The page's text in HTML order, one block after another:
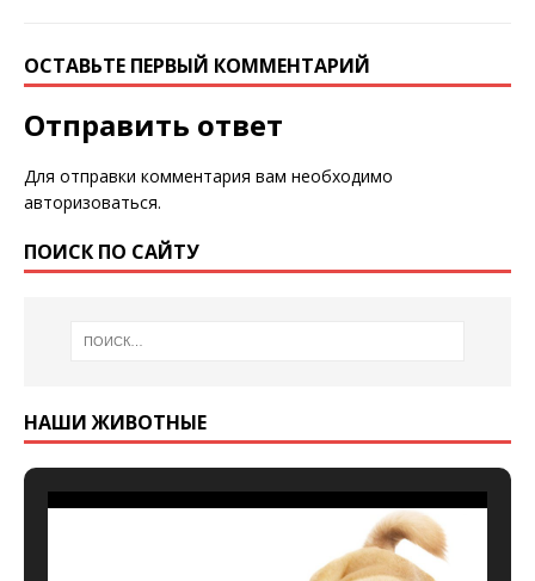
ОСТАВЬТЕ ПЕРВЫЙ КОММЕНТАРИЙ
Отправить ответ
Для отправки комментария вам необходимо
авторизоваться.
ПОИСК ПО САЙТУ
НАШИ ЖИВОТНЫЕ